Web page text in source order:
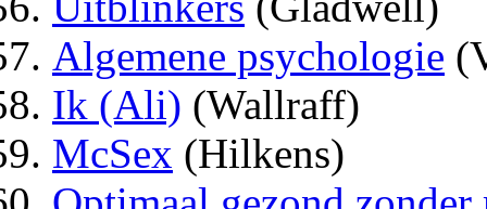
Algemene psychologie
Ik (Ali) (Wallraff)
McSex (Hilkens)